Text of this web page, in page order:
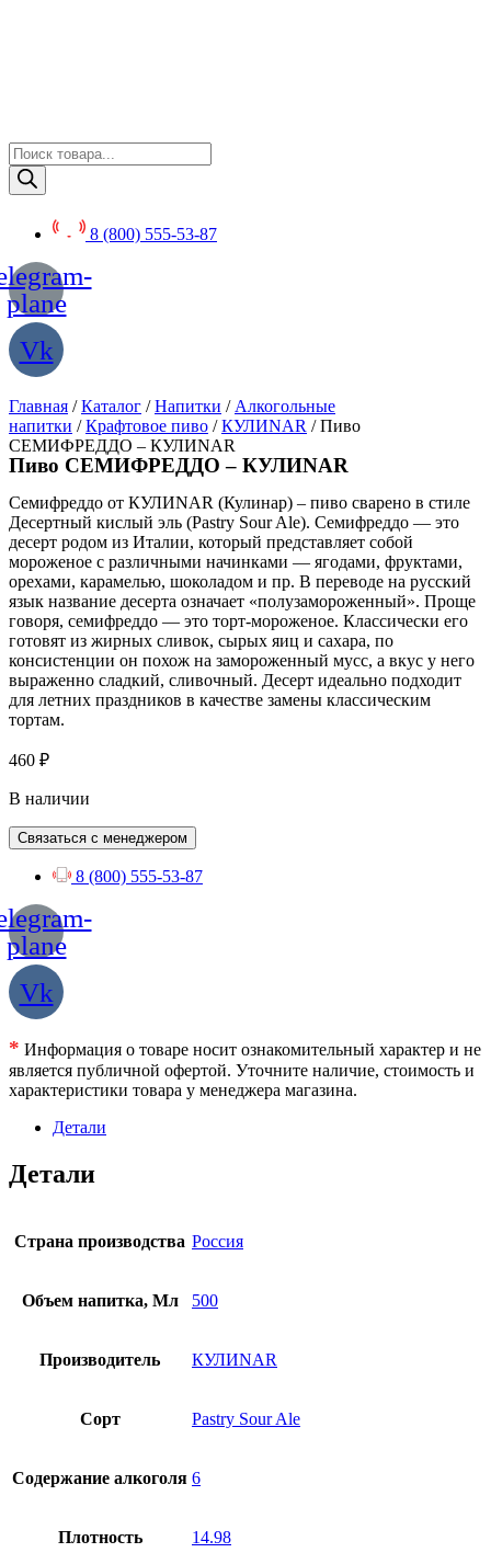
Поиск
товаров
8 (800) 555-53-87
plane
Vk
Главная /Каталог /Напитки / Алкогольные
напитки /Крафтовое пиво /КУЛИNAR / Пиво
СЕМИФРЕДДО – КУЛИNAR
Пиво СЕМИФРЕДДО – КУЛИNAR
Семифреддо от КУЛИNAR (Кулинар) – пиво сварено в стиле
Десертный кислый эль (Pastry Sour Ale). Семифреддо — это
десерт родом из Италии, который представляет собой
мороженое с различными начинками — ягодами, фруктами,
орехами, карамелью, шоколадом и пр. В переводе на русский
язык название десерта означает «полузамороженный». Проще
говоря, семифреддо — это торт-мороженое. Классически его
готовят из жирных сливок, сырых яиц и сахара, по
консистенции он похож на замороженный мусс, а вкус у него
выраженно сладкий, сливочный. Десерт идеально подходит
для летних праздников в качестве замены классическим
тортам.
460 ₽
В наличии
Связаться с менеджером
8 (800) 555-53-87
plane
Vk
* Информация о товаре носит ознакомительный характер и не
является публичной офертой. Уточните наличие, стоимость и
характеристики товара у менеджера магазина.
Детали
Детали
Страна производства Россия
Объем напитка, Мл 500
Производитель КУЛИNAR
Сорт Pastry Sour Ale
Содержание алкоголя 6
Плотность 14.98